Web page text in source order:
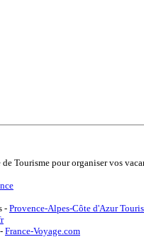
Tourisme pour organiser vos
- Provence-Alpes-Côte d'Azur
- France-Voyage.com